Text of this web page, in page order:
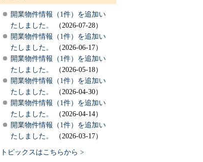
開業物件情報（1件）を追加い
たしました。
（2026-07-28）
開業物件情報（1件）を追加い
たしました。
（2026-06-17）
開業物件情報（1件）を追加い
たしました。
（2026-05-18）
開業物件情報（1件）を追加い
たしました。
（2026-04-30）
開業物件情報（1件）を追加い
たしました。
（2026-04-14）
開業物件情報（1件）を追加い
たしました。
（2026-03-17）
トピックスはこちらから >